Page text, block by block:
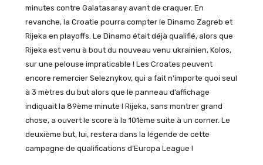
minutes contre Galatasaray avant de craquer. En
revanche, la Croatie pourra compter le Dinamo Zagreb et
Rijeka en playoffs. Le Dinamo était déjà qualifié, alors que
Rijeka est venu à bout du nouveau venu ukrainien, Kolos,
sur une pelouse impraticable ! Les Croates peuvent
encore remercier Seleznykov, qui a fait n’importe quoi seul
à 3 mètres du but alors que le panneau d’affichage
indiquait la 89ème minute ! Rijeka, sans montrer grand
chose, a ouvert le score à la 101ème suite à un corner. Le
deuxième but, lui, restera dans la légende de cette
campagne de qualifications d’Europa League !